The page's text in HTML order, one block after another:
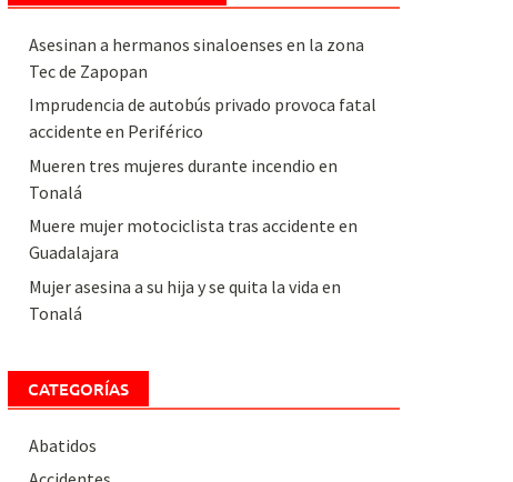
Asesinan a hermanos sinaloenses en la zona
Tec de Zapopan
Imprudencia de autobús privado provoca fatal
accidente en Periférico
Mueren tres mujeres durante incendio en
Tonalá
Muere mujer motociclista tras accidente en
Guadalajara
Mujer asesina a su hija y se quita la vida en
Tonalá
CATEGORÍAS
Abatidos